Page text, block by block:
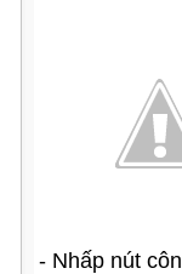
- Nhấp nút